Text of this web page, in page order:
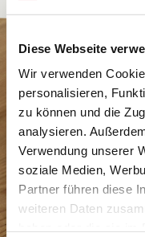
Diese Webseite
Wir verwenden
personalisieren,
zu können und die
analysieren.
Verwendung unserer
soziale Medien,
Partner führen diese
weiteren Daten